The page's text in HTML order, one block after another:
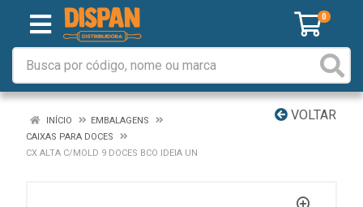
0
VOLTAR
INÍCIO
EMBALAGENS
CAIXAS PARA DOCES
CX ALTA C/MOLD 9 DOCES BCO IDEIA UN